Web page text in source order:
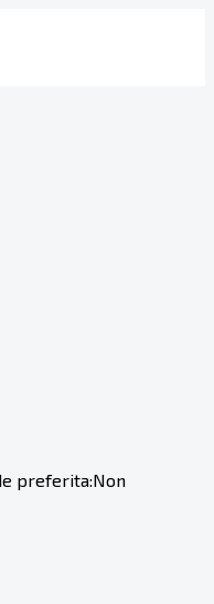
preferita:Non